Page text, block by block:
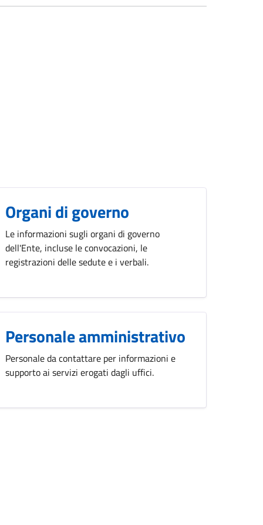
Organi di governo
Le informazioni sugli organi di governo
dell'Ente, incluse le convocazioni, le
registrazioni delle sedute e i verbali.
Personale amministrativo
Personale da contattare per informazioni e
supporto ai servizi erogati dagli uffici.